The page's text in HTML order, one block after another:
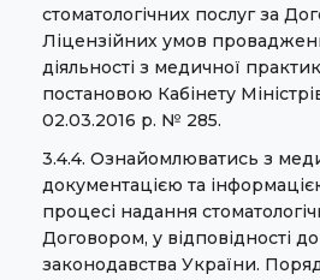
стоматологічних послуг за
Ліцензійних умов
діяльності з медичної
постановою Кабінету
02.03.2016 р. № 285.
3.4.4. Ознайомлюватись з
документацією та
процесі надання
Договором, у відповідності
законодавства України.